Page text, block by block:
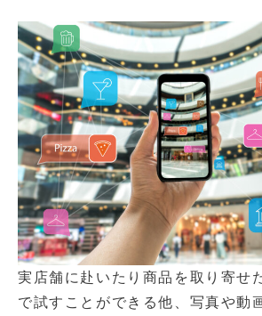
実店舗に赴いたり商品を取り寄せ
で試すことができる他、写真や動